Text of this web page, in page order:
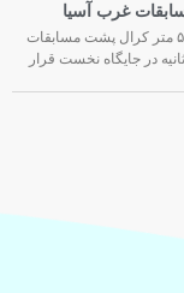
هومر عباسی، شناگر تیم ملی ایران، در دور مقدماتی ماده ۵۰ متر کرال پشت مسابقات